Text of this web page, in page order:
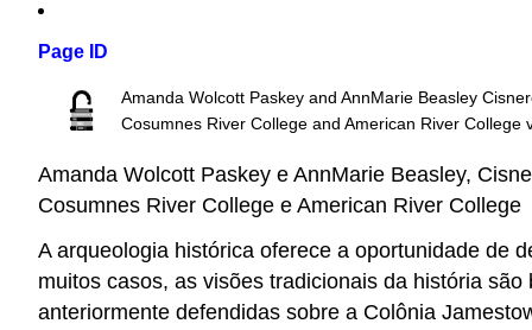
Page ID
Amanda Wolcott Paskey and AnnMarie Beasley
Cosumnes River College and American River College
Amanda Wolcott Paskey e AnnMarie Beasley,
Cosumnes River College e American River College
A arqueologia histórica oferece a oportunidade de
muitos casos, as visões tradicionais da história
anteriormente defendidas sobre a Colônia